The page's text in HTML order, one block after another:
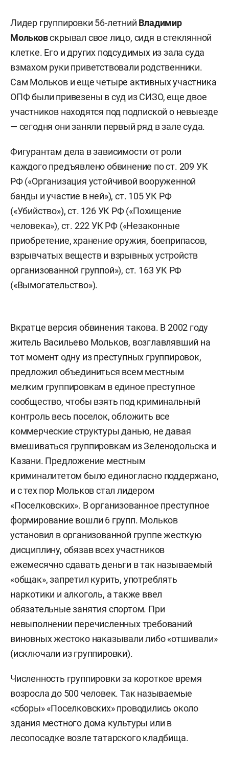
Лидер группировки 56-летний Владимир
Мольковскрывал свое лицо, сидя в стеклянной
клетке. Его и других подсудимых из зала суда
взмахом руки приветствовали родственники.
Сам Мольков и еще четыре активных участника
ОПФ были привезены в суд из СИЗО, еще двое
участников находятся под подпиской о невыезде
— сегодня они заняли первый ряд в зале суда.
Фигурантам дела в зависимости от роли
каждого предъявлено обвинение по ст. 209 УК
РФ («Организация устойчивой вооруженной
банды и участие в ней»), ст. 105 УК РФ
(«Убийство»), ст. 126 УК РФ («Похищение
человека»), ст. 222 УК РФ («Незаконные
приобретение, хранение оружия, боеприпасов,
взрывчатых веществ и взрывных устройств
организованной группой»), ст. 163 УК РФ
(«Вымогательство»).
Вкратце версия обвинения такова. В 2002 году
житель Васильево Мольков, возглавлявший на
тот момент одну из преступных группировок,
предложил объединиться всем местным
мелким группировкам в единое преступное
сообщество, чтобы взять под криминальный
контроль весь поселок, обложить все
коммерческие структуры данью, не давая
вмешиваться группировкам из Зеленодольска и
Казани. Предложение местным
криминалитетом было единогласно поддержано,
и с тех пор Мольков стал лидером
«Поселковских». В организованное преступное
формирование вошли 6 групп. Мольков
установил в организованной группе жесткую
дисциплину, обязав всех участников
ежемесячно сдавать деньги в так называемый
«общак», запретил курить, употреблять
наркотики и алкоголь, а также ввел
обязательные занятия спортом. При
невыполнении перечисленных требований
виновных жестоко наказывали либо «отшивали»
(исключали из группировки).
Численность группировки за короткое время
возросла до 500 человек. Так называемые
«сборы» «Поселковских» проводились около
здания местного дома культуры или в
лесопосадке возле татарского кладбища.